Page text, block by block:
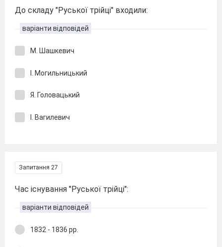
До складу "Руської трійці" входили:
варіанти відповідей
М. Шашкевич
І. Могильницький
Я. Головацький
І. Вагилевич
Запитання 27
Час існування "Руської трійці":
варіанти відповідей
1832 - 1836 рр.